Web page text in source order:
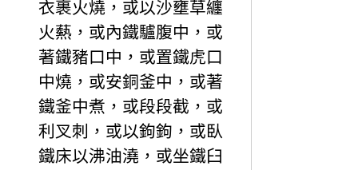
衣裹火燒，或以沙壅草纏
火爇，或內鐵驢腹中，或
著鐵豬口中，或置鐵虎口
中燒，或安銅釜中，或著
鐵釜中煮，或段段截，或
利叉刺，或以鉤鉤，或臥
鐵床以沸油澆，或坐鐵臼